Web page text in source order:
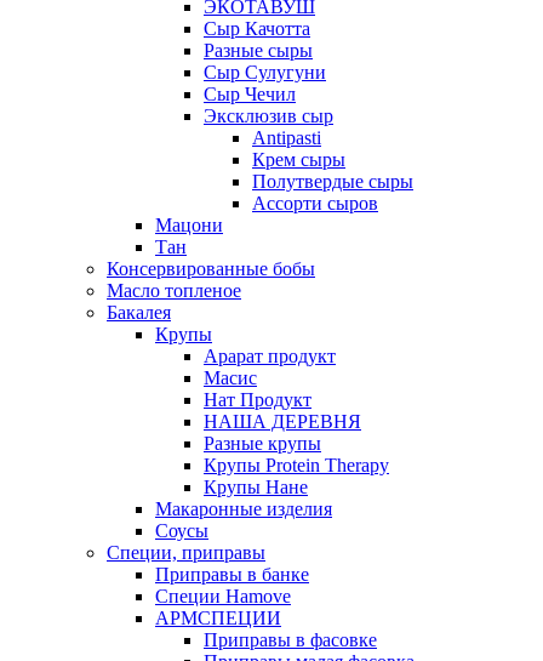
ЭКОТАВУШ
Сыр Качотта
Разные сыры
Сыр Сулугуни
Сыр Чечил
Эксклюзив сыр
Antipasti
Крем сыры
Полутвердые сыры
Ассорти сыров
Мацони
Тан
Консервированные бобы
Масло топленое
Бакалея
Крупы
Арарат продукт
Масис
Нат Продукт
НАША ДЕРЕВНЯ
Разные крупы
Крупы Protein Therapy
Крупы Нане
Макаронные изделия
Соусы
Специи, приправы
Приправы в банке
Специи Hamove
АРМСПЕЦИИ
Приправы в фасовке